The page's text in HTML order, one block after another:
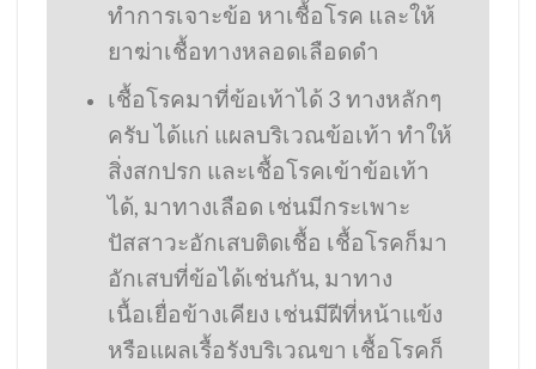
ทำการเจาะข้อ หาเชื้อโรค และให้
ยาฆ่าเชื้อทางหลอดเลือดดำ
เชื้อโรคมาที่ข้อเท้าได้ 3 ทางหลักๆ
ครับ ได้แก่ แผลบริเวณข้อเท้า ทำให้
สิ่งสกปรก และเชื้อโรคเข้าข้อเท้า
ได้, มาทางเลือด เช่นมีกระเพาะ
ปัสสาวะอักเสบติดเชื้อ เชื้อโรคก็มา
อักเสบที่ข้อได้เช่นกัน, มาทาง
เนื้อเยื่อข้างเคียง เช่นมีฝีที่หน้าแข้ง
หรือแผลเรื้อรังบริเวณขา เชื้อโรคก็